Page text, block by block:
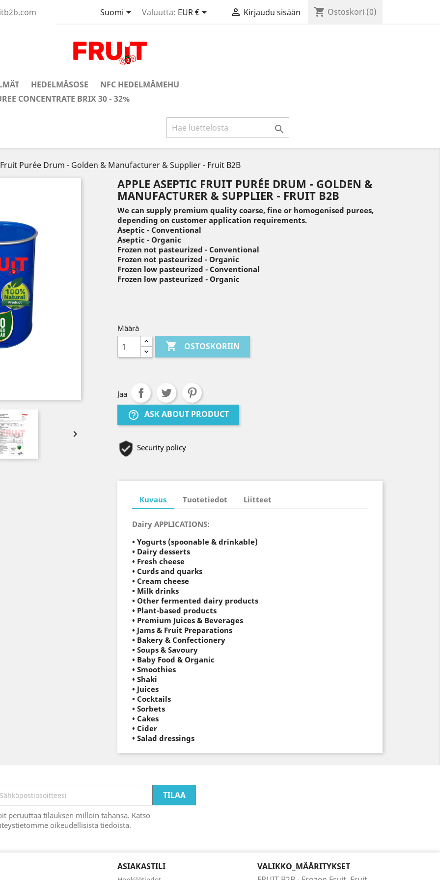
Suomi Valuutta: EUR €  Kirjaudu sisään shopping_cart Ostoskori (0)
HEDELMÄSOSE
NFC HEDELMÄMEHU
CONCENTRATE BRIX 30 - 32%

Purée Drum - Golden & Manufacturer & Supplier - Fruit B2B

APPLE ASEPTIC FRUIT PURÉE DRUM - GOLDEN &
MANUFACTURER & SUPPLIER - FRUIT B2B
We can supply premium quality coarse, fine or homogenised purees,
depending on customer application requirements.
Aseptic - Conventional
Aseptic - Organic
Frozen not pasteurized - Conventional
Frozen not pasteurized - Organic
Frozen low pasteurized - Conventional
Frozen low pasteurized - Organic
Määrä
 OSTOSKORIIN
Jaa
help_outline ASK ABOUT PRODUCT
Security policy
Kuvaus Tuotetiedot Liitteet
Dairy APPLICATIONS:
• Yogurts (spoonable & drinkable)
• Dairy desserts
• Fresh cheese
• Curds and quarks
• Cream cheese
• Milk drinks
• Other fermented dairy products
• Plant-based products
• Premium Juices & Beverages
• Jams & Fruit Preparations
• Bakery & Confectionery
• Soups & Savoury
• Baby Food & Organic
• Smoothies
• Shaki
• Juices
• Cocktails
• Sorbets
• Cakes
• Cider
• Salad dressings
peruuttaa tilauksen milloin tahansa. Katso
oikeudellisista tiedoista.
ASIAKASTILI
VALIKKO_MÄÄRITYKSET